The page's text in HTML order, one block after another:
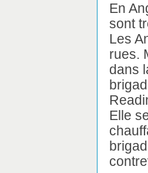
En
sont
Les
rues.
dans
Elle